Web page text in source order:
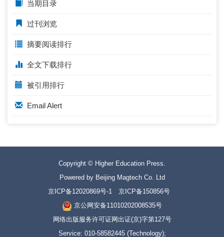
当期目录
过刊浏览
摘要阅读排行
全文下载排行
被引用排行
Email Alert
Copyright © Higher Education Press.
Powered by Beijing Magtech Co. Ltd
京ICP备12020869号-1
京ICP备150856号
京公网安备11010202008535号
网络出版服务许可证网出证(京)字第127号
Service: 010-58582445 (Technology);